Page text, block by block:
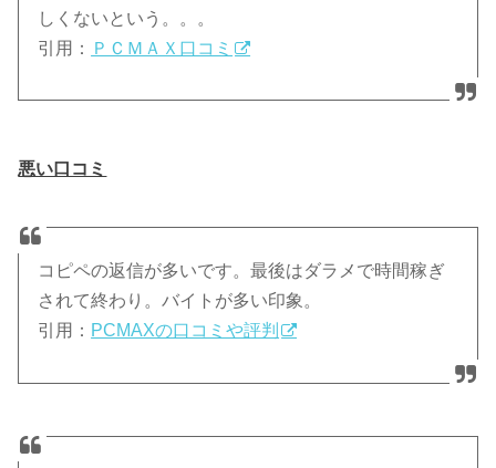
しくないという。。。
引用：
ＰＣＭＡＸ口コミ
悪い口コミ
コピペの返信が多いです。最後はダラメで時間稼ぎ
されて終わり。バイトが多い印象。
引用： PCMAXの口コミや評判